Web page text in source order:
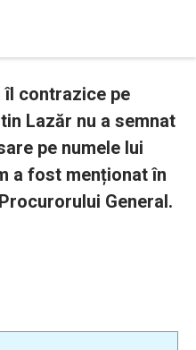
îl contrazice pe
Lazăr nu a semnat
pe numele lui
a fost menționat în
General.